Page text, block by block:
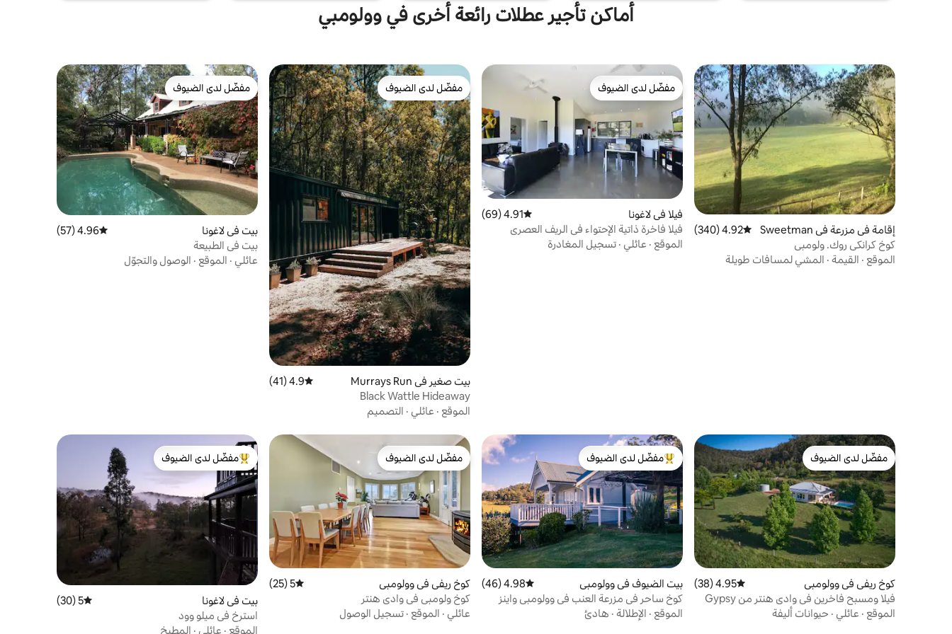
أماكن تأجير عطلات رائعة أخرى في وولومبي
إقامة في مزرعة في Sweetman
s Creek
متوسط التقييم 4.92 من 5، 340 مراجعات
4.92 (340)
كوخ كرانكي روك. ولومبي
الموقع · القيمة · المشي لمسافات طويلة
مفضّل لدى الضيوف
مفضّل لدى الضيوف
فيلا في لاغونا متوسط التقييم 4.91 من 5، 69 مراجعات
4.91 (69)
فيلا فاخرة ذاتية الإحتواء في الريف العصري
الموقع · عائلي · تسجيل المغادرة
مفضّل لدى الضيوف
مفضّل لدى الضيوف
بيت صغير في Murrays Run متوسط التقييم 4.9 من 5، 41 مراجعات
4.9 (41)
Black Wattle Hideaway
الموقع · عائلي · التصميم
مفضّل لدى الضيوف
مفضّل لدى الضيوف
بيت في لاغونا متوسط التقييم 4.96 من 5، 57 مراجعات
4.96 (57)
بيت في الطبيعة
عائلي · الموقع · الوصول والتجوّل
مفضّل لدى الضيوف
مفضّل لدى الضيوف
كوخ ريفي في وولومبي متوسط التقييم 4.95 من 5، 38 مراجعات
4.95 (38)
فيلا ومسبح فاخرين في وادي هنتر من Gypsy
Willows
الموقع · عائلي · حيوانات أليفة
من أبرز البيوت المفضّلة لدى الضيوف
مفضّل لدى الضيوف
بيت الضيوف في وولومبي متوسط التقييم 4.98 من 5، 46 مراجعات
4.98 (46)
كوخ ساحر في مزرعة العنب في وولومبي واينز
الموقع · الإطلالة · هادئ
مفضّل لدى الضيوف
مفضّل لدى الضيوف
كوخ ريفي في وولومبي متوسط التقييم 5 من 5، 25 مراجعات
5 (25)
كوخ ولومبي في وادي هنتر
عائلي · الموقع · تسجيل الوصول
من أبرز البيوت المفضّلة لدى الضيوف
مفضّل لدى الضيوف
بيت في لاغونا متوسط التقييم 5 من 5، 30 مراجعات
5 (30)
استرخ في ميلو وود
الموقع · عائلي · المطبخ